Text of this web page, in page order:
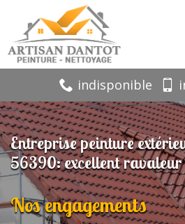
indisponible
Entreprise peinture
56390: excellent ravaleur
Nos engagements